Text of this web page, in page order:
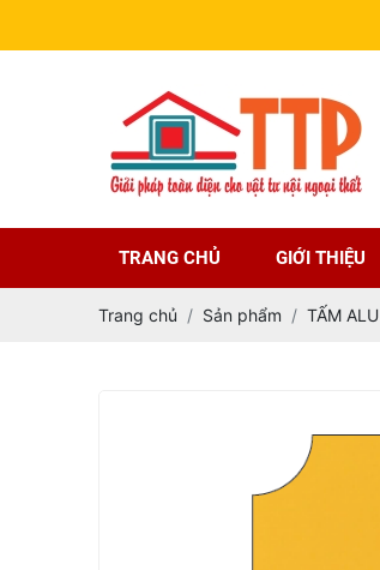
TRANG CHỦ GIỚI THIỆU
Trang chủ Sản phẩm TẤM ALU